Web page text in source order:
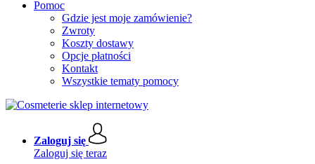
Pomoc
Gdzie jest moje zamówienie?
Zwroty
Koszty dostawy
Opcje płatności
Kontakt
Wszystkie tematy pomocy
Zaloguj się
Zaloguj się teraz